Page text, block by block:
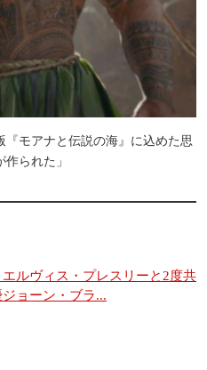
『モアナと伝説の海』に込めた思
られた」
エルヴィス・プレスリーと2度共
ョーン・ブラ...